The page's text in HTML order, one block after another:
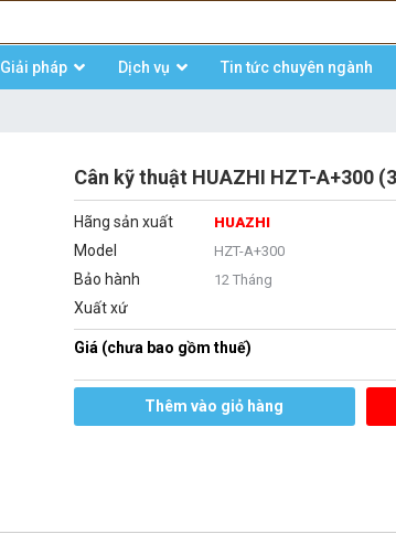
Giải pháp Dịch vụ Tin tức chuyên ngành
Cân kỹ thuật HUAZHI HZT-A+300
Hãng sản xuất HUAZHI
Model HZT-A+300
Bảo hành 12 Tháng
Xuất xứ
Giá (chưa bao gồm thuế)
Thêm vào giỏ hàng